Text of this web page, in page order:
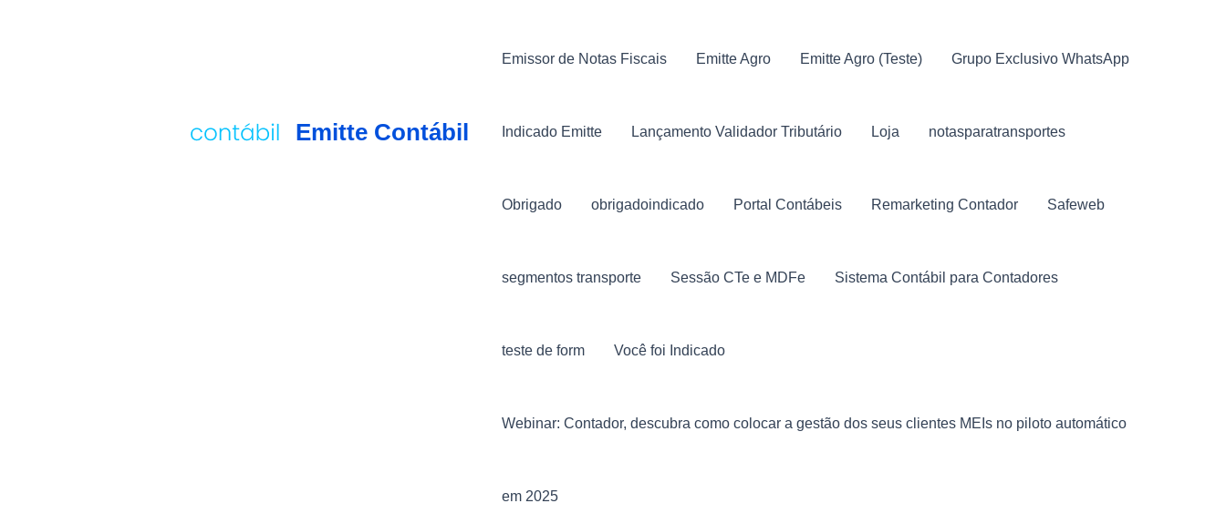
Emitte Contábil
Emissor de Notas Fiscais Emitte Agro Emitte Agro (Teste) Grupo Exclusivo WhatsApp
Indicado Emitte Lançamento Validador Tributário Loja notasparatransportes
Obrigado obrigadoindicado Portal Contábeis Remarketing Contador Safeweb
segmentos transporte Sessão CTe e MDFe Sistema Contábil para Contadores
teste de form Você foi Indicado
Webinar: Contador, descubra como colocar a gestão dos seus clientes MEIs no piloto automático
em 2025